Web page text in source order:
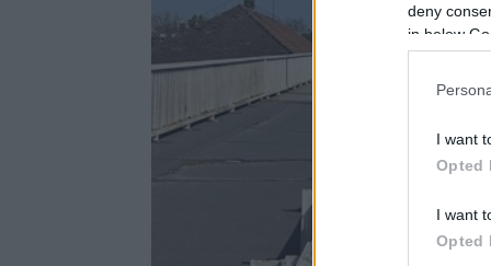
deny
in below
I want
Opted
I want
Opted